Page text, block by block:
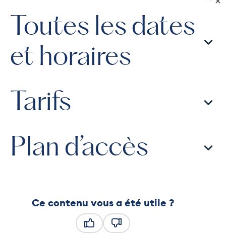
Toutes les dates
et horaires
Tarifs
Plan d’accès
Ce contenu vous a été utile ?